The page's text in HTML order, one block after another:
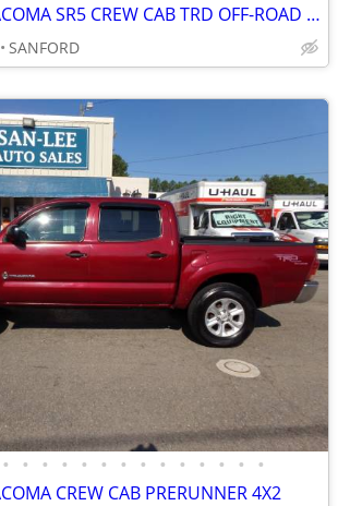
2019 TOYOTA TACOMA SR5 CREW CAB TRD OFF-ROAD 4X4
SANFORD
• • • • • • • • • • • • • •
CREW CAB PRERUNNER 4X2